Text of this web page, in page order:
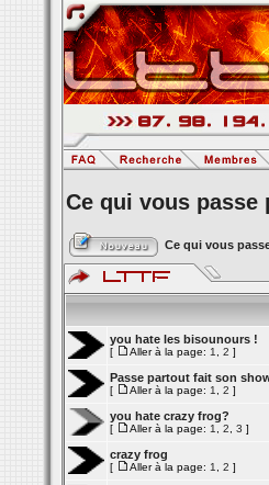
Ce qui vous passe
Ce qui vous
you hate les bisounours !
[ Aller à la page: 1 2 ]
Passe partout fait son
[ Aller à la page: 1 2 ]
you hate crazy frog?
[ Aller à la page: 1 2 3 ]
crazy frog
[ Aller à la page: 1 2 ]